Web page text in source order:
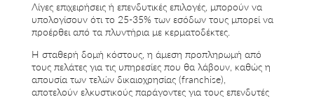
Λίγες επιχειρήσεις ή επενδυτικές επιλογές, μπορούν να
υπολογίσουν ότι το 25-35% των εσόδων τους μπορεί να
προέρθει από τα πλυντήρια με κερματοδέκτες.
Η σταθερή δομή κόστους, η άμεση προπληρωμή από
τους πελάτες για τις υπηρεσίες που θα λάβουν, καθώς η
απουσία των τελών δικαιοχρησίας (franchise),
αποτελούν ελκυστικούς παράγοντες για τους επενδυτές